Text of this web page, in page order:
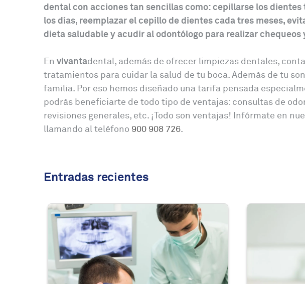
dental con acciones tan sencillas como: cepillarse los
los días, reemplazar el cepillo de dientes cada tres meses,
dieta saludable y acudir al odontólogo para realizar
En vivantadental, además de ofrecer limpiezas dentales,
tratamientos para cuidar la salud de tu boca. Además de tu
familia. Por eso hemos diseñado una tarifa pensada
podrás beneficiarte de todo tipo de ventajas: consultas de
revisiones generales, etc. ¡Todo son ventajas! Infórmate en
llamando al teléfono 900 908 726.
Entradas recientes